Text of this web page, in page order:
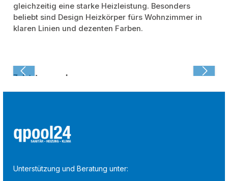
gleichzeitig eine starke Heizleistung. Besonders
beliebt sind Design Heizkörper fürs Wohnzimmer in
klaren Linien und dezenten Farben.
Zuletzt angesehen:
Unterstützung und Beratung unter: